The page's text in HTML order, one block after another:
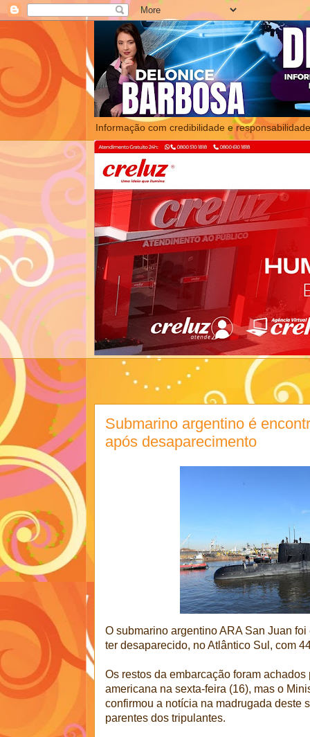
Informação com credibilidade e
Submarino argentino é
após desaparecimento
O submarino argentino ARA San Juan
ter desaparecido, no Atlântico Sul, com
Os restos da embarcação foram
americana na sexta-feira (16), mas o
confirmou a notícia na madrugada deste
parentes dos tripulantes.